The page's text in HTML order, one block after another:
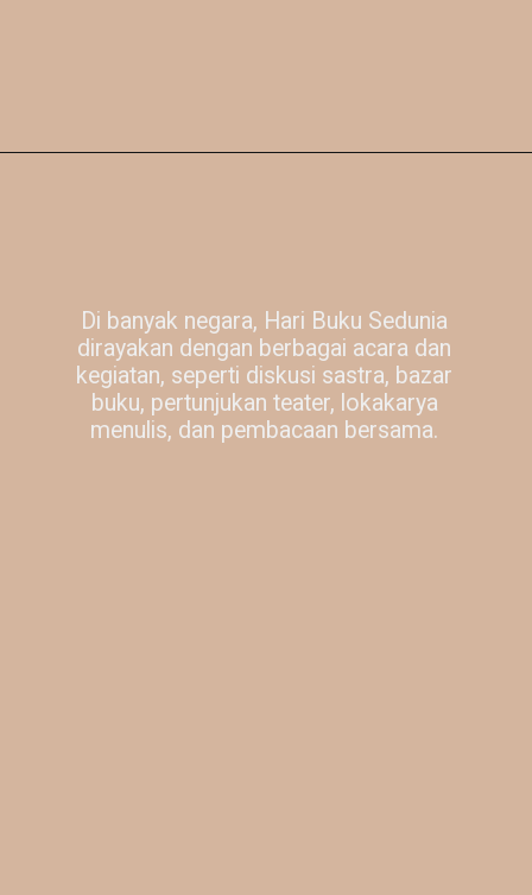
Di banyak negara, Hari Buku Sedunia
dirayakan dengan berbagai acara dan
kegiatan, seperti diskusi sastra, bazar
buku, pertunjukan teater, lokakarya
menulis, dan pembacaan bersama.